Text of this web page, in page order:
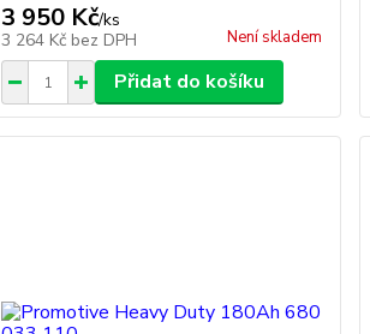
3 950 Kč/ks
3 264 Kč bez DPH Není skladem
Přidat do košíku